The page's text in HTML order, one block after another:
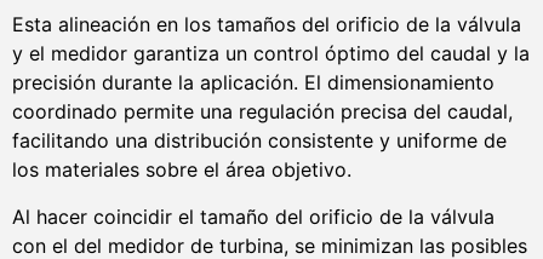
Esta alineación en los tamaños del orificio de la válvula
y el medidor garantiza un control óptimo del caudal y la
precisión durante la aplicación. El dimensionamiento
coordinado permite una regulación precisa del caudal,
facilitando una distribución consistente y uniforme de
los materiales sobre el área objetivo.
Al hacer coincidir el tamaño del orificio de la válvula
con el del medidor de turbina, se minimizan las posibles